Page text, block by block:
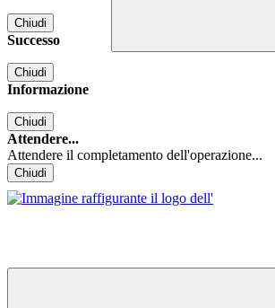
Chiudi
Successo
Chiudi
Informazione
Chiudi
Attendere...
Attendere il completamento dell'operazione...
Chiudi